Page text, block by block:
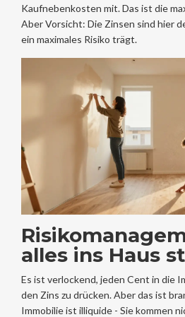
Kaufnebenkosten mit. Das ist die
Aber Vorsicht: Die Zinsen sind hier
ein maximales Risiko trägt.
alles ins Haus
Es ist verlockend, jeden Cent in die
den Zins zu drücken. Aber das ist
Immobilie ist illiquide - Sie kommen